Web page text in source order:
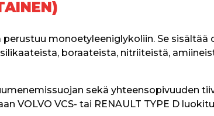
monoetyleeniglykoliin. Se sisältää
boraateista, nitriiteistä,
sekä yhteensopivuuden
VOLVO VCS- tai RENAULT TYPE D